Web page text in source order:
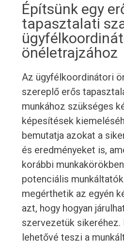
Építsünk egy
tapasztalati
önéletrajzához
Az ügyfélkoordinátori
szereplő erős
munkához szükséges
képesítések
bemutatja azokat a
és eredményeket is,
korábbi
potenciális
megérthetik az egyén
azt, hogy hogyan
szervezetük sikeréhez.
lehetővé teszi a